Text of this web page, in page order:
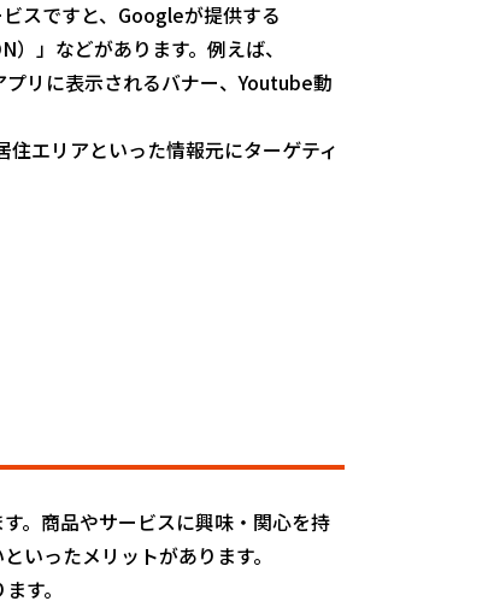
スですと、Googleが提供する
」などがあります。例えば、
リに表示されるバナー、Youtube動
エリアといった情報元にターゲティ
。商品やサービスに興味・関心を持
いったメリットがあります。
す。